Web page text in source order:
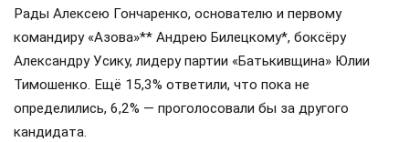
Рады Алексею Гончаренко, основателю и первому
командиру «Азова»** Андрею Билецкому*, боксёру
Александру Усику, лидеру партии «Батькивщина» Юлии
Тимошенко. Ещё 15,3% ответили, что пока не
определились, 6,2% — проголосовали бы за другого
кандидата.